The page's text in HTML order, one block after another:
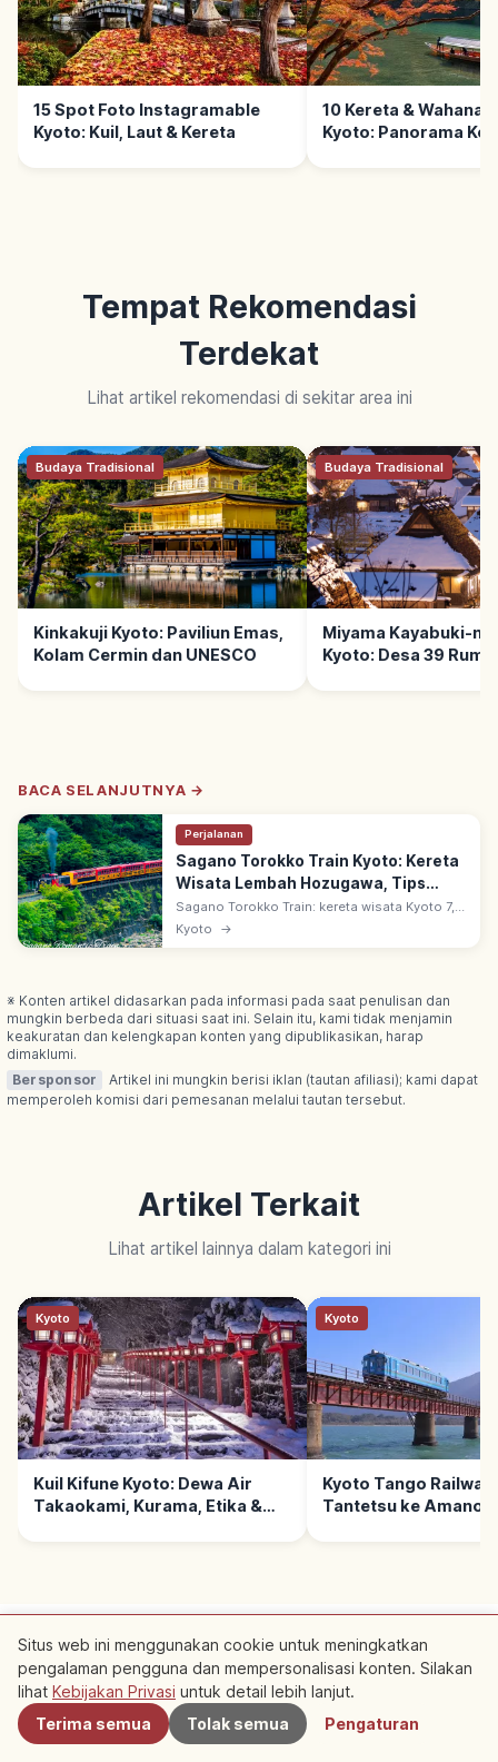
15 Spot Foto Instagramable
Kyoto: Kuil, Laut & Kereta
10 Kereta & Wahana
Kyoto: Panorama
Tempat Rekomendasi
Terdekat
Lihat artikel rekomendasi di sekitar area ini
Budaya Tradisional
Kinkakuji Kyoto: Paviliun Emas,
Kolam Cermin dan UNESCO
Budaya Tradisional
Miyama Kayabuki-
Kyoto: Desa 39
BACA SELANJUTNYA →
Perjalanan
Sagano Torokko Train Kyoto: Kereta
Wisata Lembah Hozugawa, Tips
Berkunjung
Sagano Torokko Train: kereta wisata Kyoto 7,3
km dari Stasiun Torokko Saga ke Kameoka.
Sejak 1991 di bekas jalur JR Sanin Main,
Kyoto →
※ Konten artikel didasarkan pada informasi pada saat penulisan dan
mungkin berbeda dari situasi saat ini. Selain itu, kami tidak menjamin
keakuratan dan kelengkapan konten yang dipublikasikan, harap
dimaklumi.
Bersponsor
Artikel ini mungkin berisi iklan (tautan afiliasi); kami dapat
memperoleh komisi dari pemesanan melalui tautan tersebut.
Artikel Terkait
Lihat artikel lainnya dalam kategori ini
Kyoto
Kuil Kifune Kyoto: Dewa Air
Takaokami, Kurama, Etika &
Kyoto
Kyoto Tango
Tantetsu ke
Terdekat
Ketentuan Layanan Kebijakan Privasi Pengaturan Cookie
Situs web ini menggunakan cookie untuk meningkatkan
pengalaman pengguna dan mempersonalisasi konten. Silakan
lihat Kebijakan Privasi untuk detail lebih lanjut.
Terima semua
Tolak semua Pengaturan